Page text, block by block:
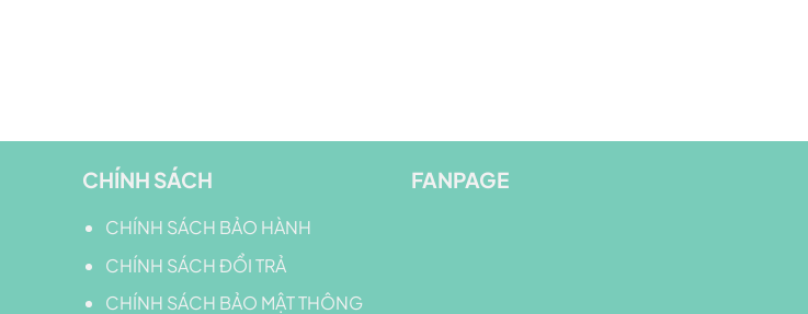
CHÍNH SÁCH
CHÍNH SÁCH BẢO HÀNH
CHÍNH SÁCH ĐỔI TRẢ
CHÍNH SÁCH BẢO MẬT THÔNG
FANPAGE